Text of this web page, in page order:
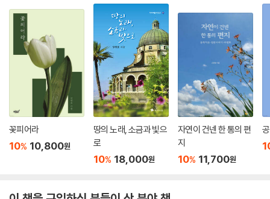
올해는 문학동네 30주년을 맞아 문학동네시인선 200번과 문학동네포에
지 100번을 출간할 계획 중에 있습니다. 시를 사랑하는 독자들의 책장에
꽂혀 오래 사랑받을 수 있는 시집들을 펴내겠습니다.
■ 기획의 말
그리운 마음일 때 ‘I Miss You’라고 하는 것은 ‘내게서 당신이 빠져 있기
(miss) 때문에 나는 충분한 존재가 될 수 없다’는 뜻이라는 게 소설가 쓰시
마 유코의 아름다운 해석이다. 현재의 세계에는 틀림없이 결여가 있어서
우리는 언제나 무언가를 그리워한다. 한때 우리를 벅차게 했으나 이제는
읽을 수 없게 된 옛날의 시집을 되살리는 작업 또한 그 그리움의 일이다. 어
떤 시집이 빠져 있는 한, 우리의 시는 충분해질 수 없다.
더 나아가 옛 시집을 복간하는 일은 한국 시문학사의 역동성이 드러나는
꽃피어라
10% 10,800원
땅의 노래, 소금과 빛으
로
10% 18,000원
자연이 건넨 한 통의 편
지
10% 11,700원